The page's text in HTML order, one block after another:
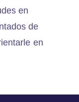
en
de
en